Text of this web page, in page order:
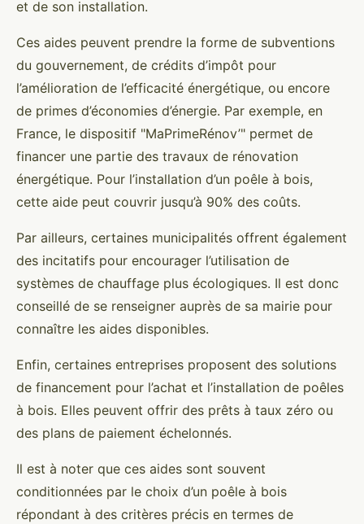
et de son installation.
Ces aides peuvent prendre la forme de subventions
du gouvernement, de crédits d’impôt pour
l’amélioration de l’efficacité énergétique, ou encore
de primes d’économies d’énergie. Par exemple, en
France, le dispositif "MaPrimeRénov’" permet de
financer une partie des travaux de rénovation
énergétique. Pour l’installation d’un poêle à bois,
cette aide peut couvrir jusqu’à 90% des coûts.
Par ailleurs, certaines municipalités offrent également
des incitatifs pour encourager l’utilisation de
systèmes de chauffage plus écologiques. Il est donc
conseillé de se renseigner auprès de sa mairie pour
connaître les aides disponibles.
Enfin, certaines entreprises proposent des solutions
de financement pour l’achat et l’installation de poêles
à bois. Elles peuvent offrir des prêts à taux zéro ou
des plans de paiement échelonnés.
Il est à noter que ces aides sont souvent
conditionnées par le choix d’un poêle à bois
répondant à des critères précis en termes de